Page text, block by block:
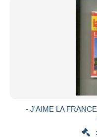
- J'AIME LA